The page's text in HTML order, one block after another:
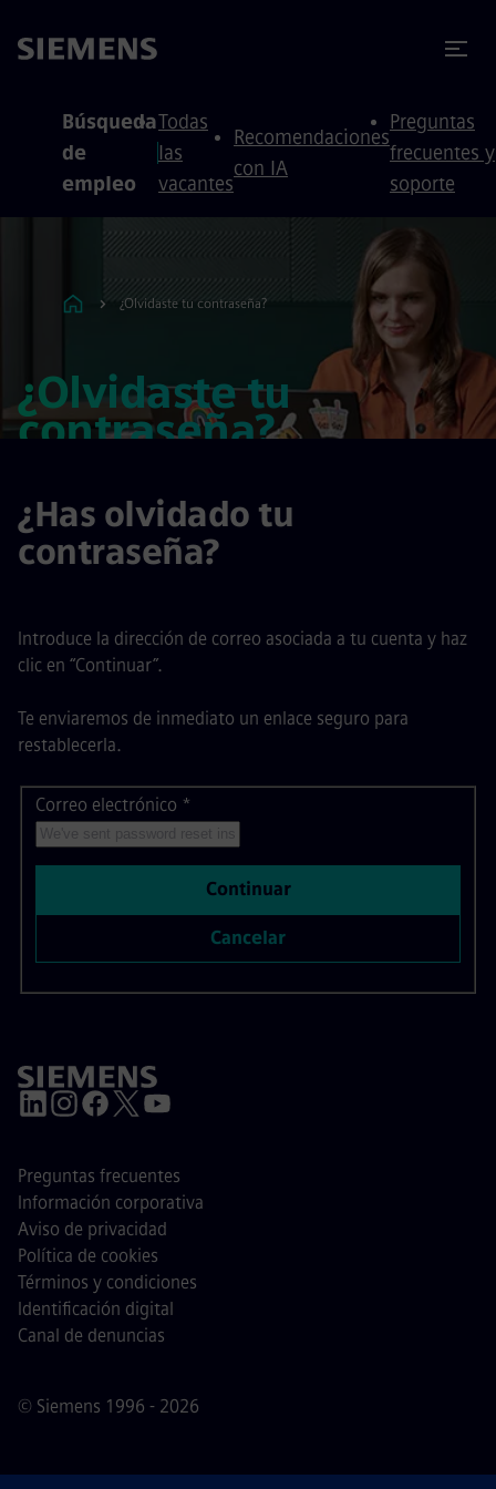
Búsqueda
de
empleo
Todas
las
vacantes
Recomendaciones
con IA
Preguntas
frecuentes y
soporte
¿Olvidaste tu contraseña?
¿Olvidaste tu
contraseña?
¿Has olvidado tu
contraseña?
Introduce la dirección de correo asociada a tu cuenta y haz
clic en “Continuar”.
Te enviaremos de inmediato un enlace seguro para
restablecerla.
Restablecer contraseña con tu correo electrónico
Correo electrónico *
Cancelar
Continuar
© Siemens 1996 - 2026
Preguntas frecuentes
Información corporativa
Aviso de privacidad
Política de cookies
Términos y condiciones
Identificación digital
Canal de denuncias